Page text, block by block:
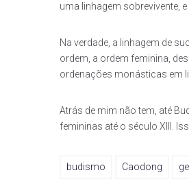
uma linhagem sobrevivente,
Na verdade, a linhagem de
ordem, a ordem feminina,
ordenações monásticas em
Atrás de mim não tem, até
femininas até o século XIII.
budismo Caodong